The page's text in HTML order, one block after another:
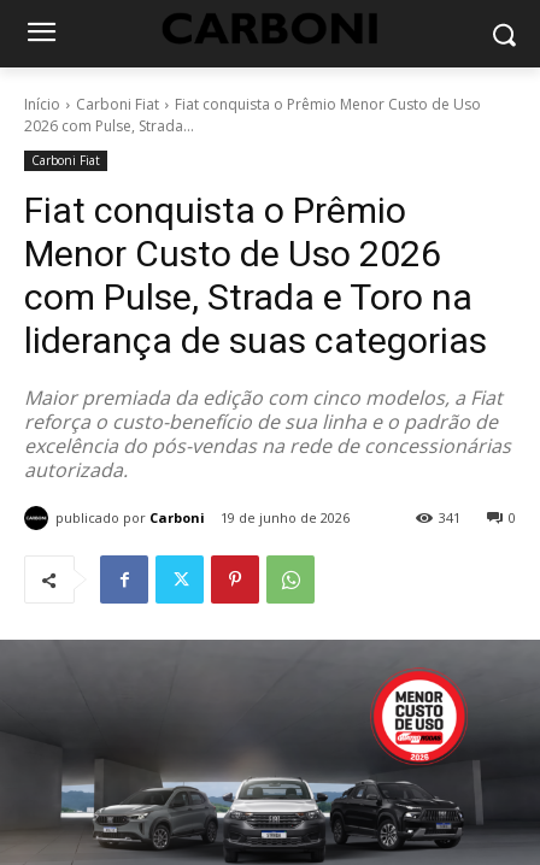
Início Carboni Fiat
Fiat conquista o Prêmio Menor Custo de Uso
2026 com Pulse, Strada...
Carboni Fiat
Fiat conquista o Prêmio
Menor Custo de Uso 2026
com Pulse, Strada e Toro na
liderança de suas categorias
Maior premiada da edição com cinco modelos, a Fiat
reforça o custo-benefício de sua linha e o padrão de
excelência do pós-vendas na rede de concessionárias
autorizada.
publicado por Carboni 19 de junho de 2026 0
341